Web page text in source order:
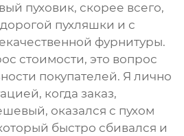
пуховик, скорее всего,
пухляшки и с
фурнитуры.
стоимости, это вопрос
покупателей. Я лично
когда заказ,
оказался с пухом
быстро сбивался и